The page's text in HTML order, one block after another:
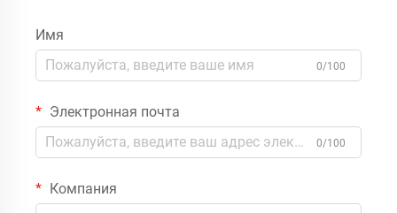
Имя
0/100
Электронная почта
0/100
Компания